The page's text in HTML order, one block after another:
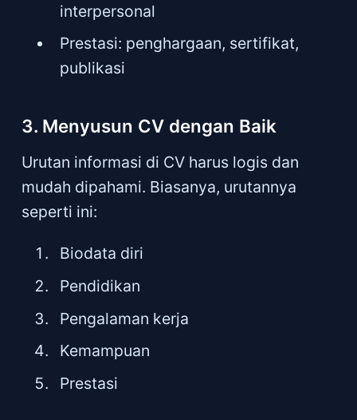
interpersonal
Prestasi: penghargaan, sertifikat,
publikasi
3. Menyusun CV dengan Baik
Urutan informasi di CV harus logis dan
mudah dipahami. Biasanya, urutannya
seperti ini:
Biodata diri
Pendidikan
Pengalaman kerja
Kemampuan
Prestasi